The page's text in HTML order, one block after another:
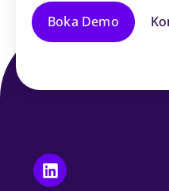
Boka Demo